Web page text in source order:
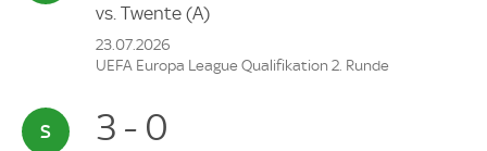
vs. Twente (A)
23.07.2026
UEFA Europa League Qualifikation 2. Runde
3 - 0